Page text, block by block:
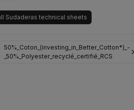
Sudaderas technical sheets
50%_Coton_(investing_in_Better_Cotton*)_-
_50%_Polyester_recyclé_certifié_RCS